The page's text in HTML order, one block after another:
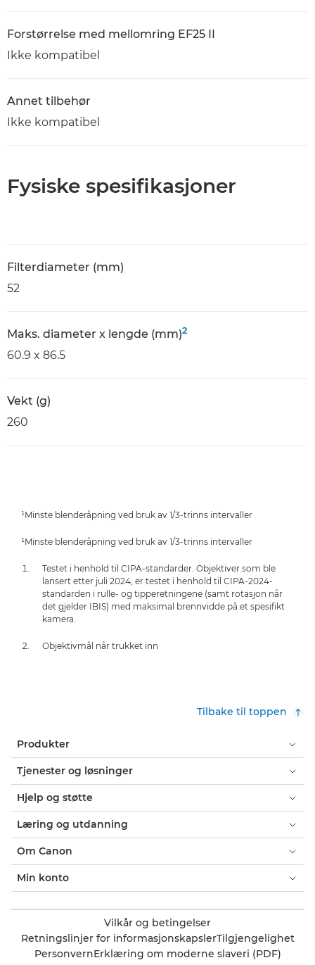
Forstørrelse med mellomring EF25 II
Ikke kompatibel
Annet tilbehør
Ikke kompatibel
Fysiske spesifikasjoner
Filterdiameter (mm)
52
Maks. diameter x lengde (mm)2
60.9 x 86.5
Vekt (g)
260
¹Minste blenderåpning ved bruk av 1/3-trinns intervaller
¹Minste blenderåpning ved bruk av 1/3-trinns intervaller
Testet i henhold til CIPA-standarder. Objektiver som ble
lansert etter juli 2024, er testet i henhold til CIPA-2024-
standarden i rulle- og tipperetningene (samt rotasjon når
det gjelder IBIS) med maksimal brennvidde på et spesifikt
kamera.
Objektivmål når trukket inn
Tilbake til toppen
Produkter
Tjenester og løsninger
Hjelp og støtte
Læring og utdanning
Om Canon
Min konto
Vilkår og betingelser
Retningslinjer for informasjonskapslerTilgjengelighet
PersonvernErklæring om moderne slaveri (PDF)